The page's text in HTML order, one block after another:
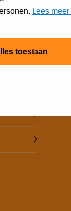
Lees
toestaan